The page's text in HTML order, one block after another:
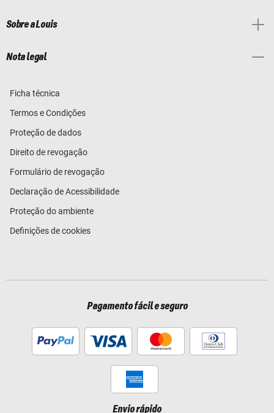
Sobre a Louis
Nota legal
Ficha técnica
Termos e Condições
Proteção de dados
Direito de revogação
Formulário de revogação
Declaração de Acessibilidade
Proteção do ambiente
Definições de cookies
Pagamento fácil e seguro
Envio rápido